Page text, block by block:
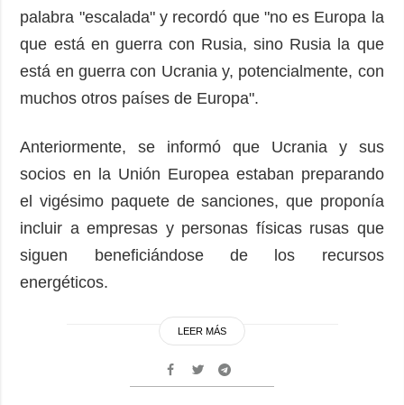
palabra "escalada" y recordó que "no es Europa la
que está en guerra con Rusia, sino Rusia la que
está en guerra con Ucrania y, potencialmente, con
muchos otros países de Europa".
Anteriormente, se informó que Ucrania y sus
socios en la Unión Europea estaban preparando
el vigésimo paquete de sanciones, que proponía
incluir a empresas y personas físicas rusas que
siguen beneficiándose de los recursos
energéticos.
LEER MÁS